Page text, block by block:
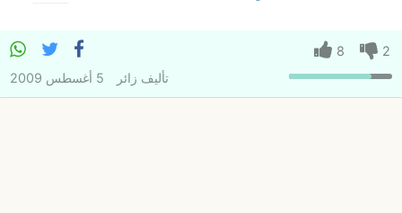
2
8
تأليف زائر 5 أغسطس 2009